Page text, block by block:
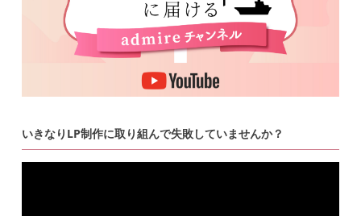
いきなりLP制作に取り組んで失敗していませんか？
動